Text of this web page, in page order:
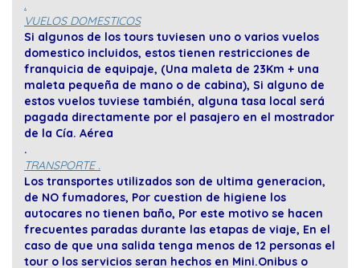
.
VUELOS DOMESTICOS
Si algunos de los tours tuviesen uno o varios vuelos
domestico incluidos, estos tienen restricciones de
franquicia de equipaje, (Una maleta de 23Km + una
maleta pequeña de mano o de cabina), Si alguno de
estos vuelos tuviese también, alguna tasa local será
pagada directamente por el pasajero en el mostrador
de la Cía. Aérea
.
TRANSPORTE .
Los transportes utilizados son de ultima generacion,
de NO fumadores, Por cuestion de higiene los
autocares no tienen baño, Por este motivo se hacen
frecuentes paradas durante las etapas de viaje, En el
caso de que una salida tenga menos de 12 personas el
tour o los servicios seran hechos en Mini.Onibus o